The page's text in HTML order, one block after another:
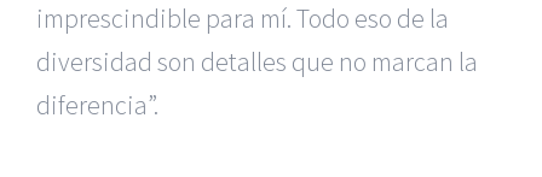
imprescindible para mí. Todo eso de la
diversidad son detalles que no marcan la
diferencia”.